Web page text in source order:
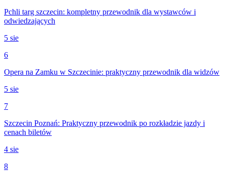
Pchli targ szczecin: kompletny przewodnik dla wystawców i
odwiedzających
5 sie
6
Opera na Zamku w Szczecinie: praktyczny przewodnik dla widzów
5 sie
7
Szczecin Poznań: Praktyczny przewodnik po rozkładzie jazdy i
cenach biletów
4 sie
8